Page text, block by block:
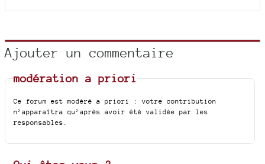
Ajouter un commentaire
modération a priori
Ce forum est modéré a priori : votre contribution
n’apparaîtra qu’après avoir été validée par les
responsables.